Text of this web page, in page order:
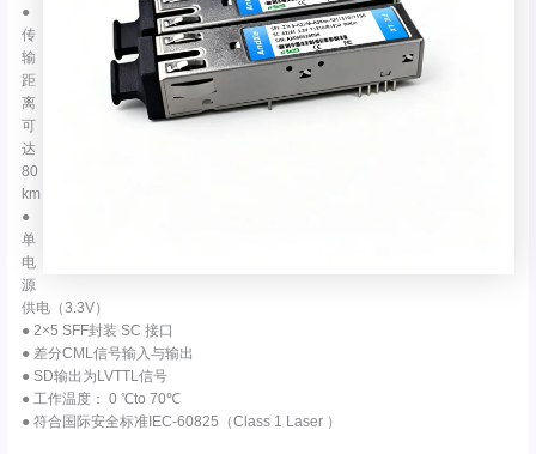
●
传
输
距
离
可
达
80
km
●
单
电
源
供电（3.3V）
● 2×5 SFF封装 SC 接口
● 差分CML信号输入与输出
● SD输出为LVTTL信号
● 工作温度： 0 ℃to 70℃
● 符合国际安全标准IEC-60825（Class 1 Laser ）